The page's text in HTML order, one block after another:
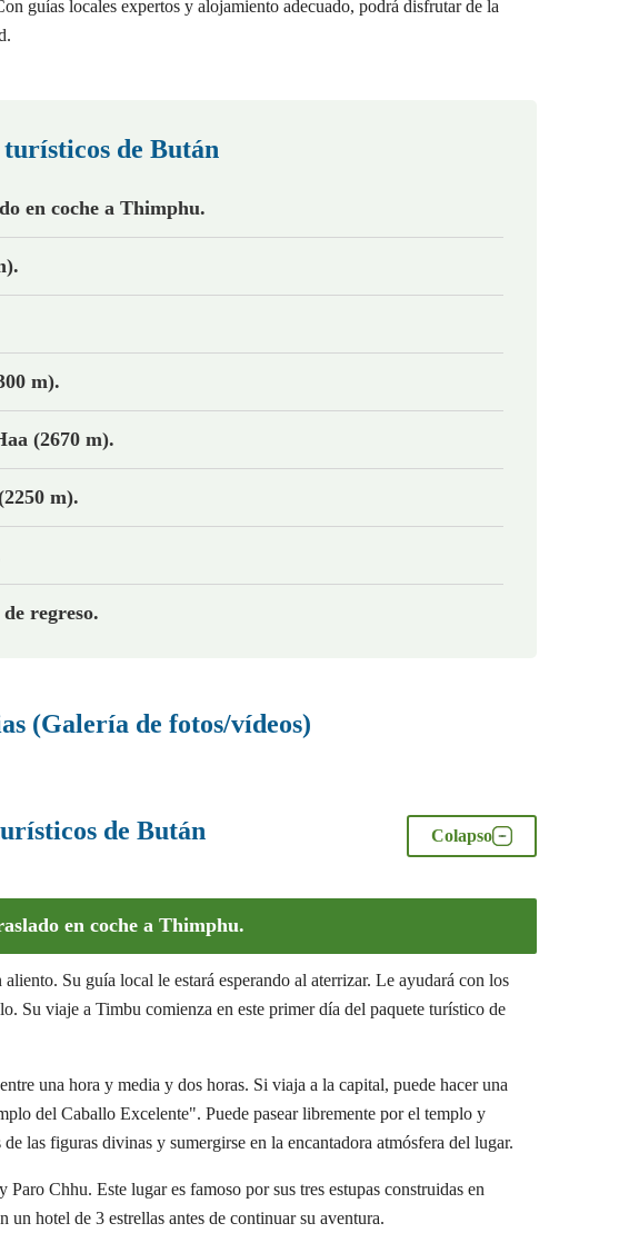
guías locales expertos y alojamiento adecuado, podrá disfrutar de la
de Bután
en coche a Thimphu.
m).
(2670 m).
m).
regreso.
(Galería de fotos/vídeos)
de Bután Colapso
en coche a Thimphu.
Su guía local le estará esperando al aterrizar. Le ayudará con los
Su viaje a Timbu comienza en este primer día del paquete turístico de
una hora y media y dos horas. Si viaja a la capital, puede hacer una
del Caballo Excelente". Puede pasear libremente por el templo y
las figuras divinas y sumergirse en la encantadora atmósfera del lugar.
Chhu. Este lugar es famoso por sus tres estupas construidas en
hotel de 3 estrellas antes de continuar su aventura.